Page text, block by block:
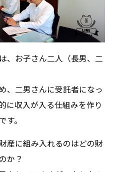
、お子さん二人（長男、二
、二男さんに受託者になっ
に収入が入る仕組みを作り
。
産に組み入れるのはどの財
か？